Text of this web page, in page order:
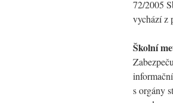
72/2005
vychází z
Školní
s orgány